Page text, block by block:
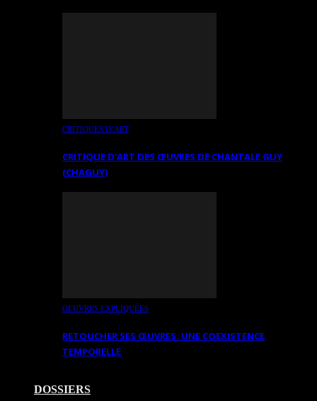
CRITIQUES D’ART
CRITIQUE D’ART DES ŒUVRES DE CHANTALE GUY
(CHAGUY)
OEUVRES EXPLIQUÉES
RETOUCHER SES ŒUVRES. UNE COEXISTENCE
TEMPORELLE
DOSSIERS